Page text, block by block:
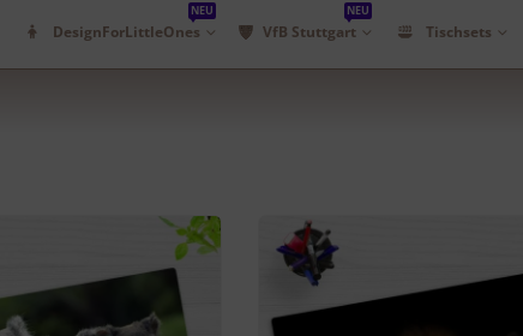
DesignForLittleOnes
NEU
VfB Stuttgart
NEU
Tischsets